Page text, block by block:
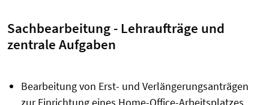
Sachbearbeitung - Lehraufträge und
zentrale Aufgaben
Bearbeitung von Erst- und Verlängerungsanträgen